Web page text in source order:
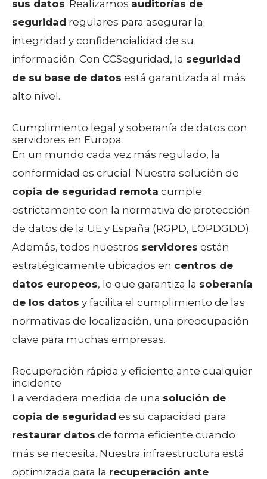
sus datos. Realizamos auditorías de
seguridad regulares para asegurar la
integridad y confidencialidad de su
información. Con CCSeguridad, la seguridad
de su base de datos está garantizada al más
alto nivel.
Cumplimiento legal y soberanía de datos con
servidores en Europa
En un mundo cada vez más regulado, la
conformidad es crucial. Nuestra solución de
copia de seguridad remota cumple
estrictamente con la normativa de protección
de datos de la UE y España (RGPD, LOPDGDD).
Además, todos nuestros servidores están
estratégicamente ubicados en centros de
datos europeos, lo que garantiza la soberanía
de los datos y facilita el cumplimiento de las
normativas de localización, una preocupación
clave para muchas empresas.
Recuperación rápida y eficiente ante cualquier
incidente
La verdadera medida de una solución de
copia de seguridad es su capacidad para
restaurar datos de forma eficiente cuando
más se necesita. Nuestra infraestructura está
optimizada para la recuperación ante